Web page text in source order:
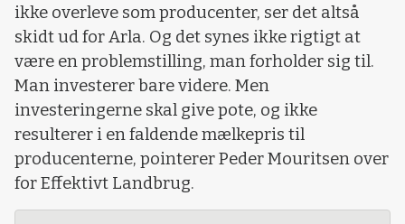
ikke overleve som producenter, ser det altså
skidt ud for Arla. Og det synes ikke rigtigt at
være en problemstilling, man forholder sig til.
Man investerer bare videre. Men
investeringerne skal give pote, og ikke
resulterer i en faldende mælkepris til
producenterne, pointerer Peder Mouritsen over
for Effektivt Landbrug.